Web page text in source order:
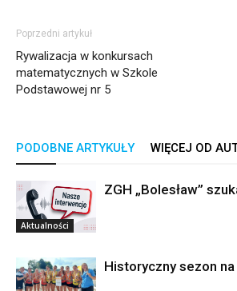
Poprzedni artykuł
Rywalizacja w konkursach
matematycznych w Szkole
Podstawowej nr 5
PODOBNE ARTYKUŁY WIĘCEJ OD
Aktualności
ZGH „Bolesław”
Historyczny sezon